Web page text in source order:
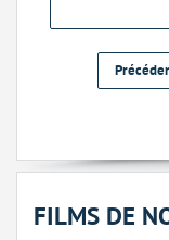
FILMS DE